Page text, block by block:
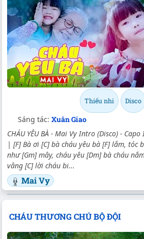
Thiếu nhi Disco
Sáng tác: Xuân Giao
CHÁU YÊU BÀ - Mai Vy Intro (Disco) -
| [F] Bà ơi [C] bà cháu yêu bà [F] lắm, tóc
như [Gm] mây, cháu yêu [Dm] bà cháu
vâng [C] lời cháu bi...
Mai Vy
CHÁU THƯƠNG CHÚ BỘ ĐỘI